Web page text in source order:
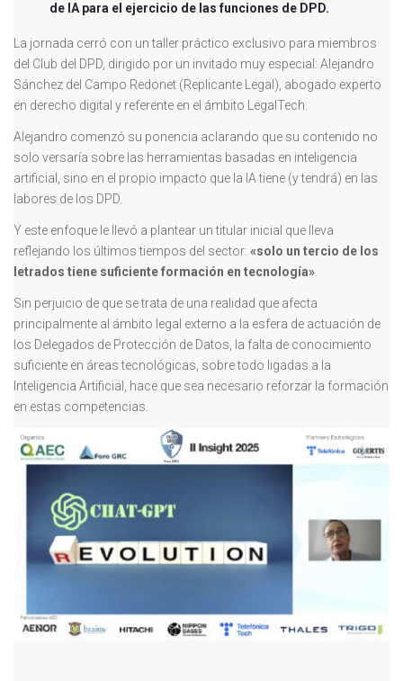
de IA para el ejercicio de las funciones de DPD.
La jornada cerró con un taller práctico exclusivo para miembros
del Club del DPD, dirigido por un invitado muy especial: Alejandro
Sánchez del Campo Redonet (Replicante Legal), abogado experto
en derecho digital y referente en el ámbito LegalTech.
Alejandro comenzó su ponencia aclarando que su contenido no
solo versaría sobre las herramientas basadas en inteligencia
artificial, sino en el propio impacto que la IA tiene (y tendrá) en las
labores de los DPD.
Y este enfoque le llevó a plantear un titular inicial que lleva
reflejando los últimos tiempos del sector: «solo un tercio de los
letrados tiene suficiente formación en tecnología».
Sin perjuicio de que se trata de una realidad que afecta
principalmente al ámbito legal externo a la esfera de actuación de
los Delegados de Protección de Datos, la falta de conocimiento
suficiente en áreas tecnológicas, sobre todo ligadas a la
Inteligencia Artificial, hace que sea necesario reforzar la formación
en estas competencias.